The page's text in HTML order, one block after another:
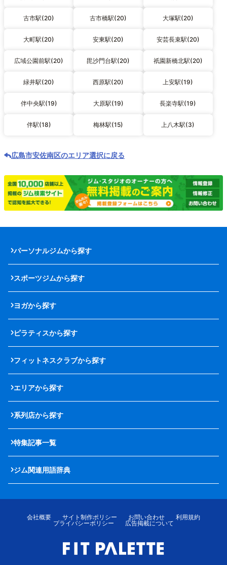
古市駅(20) 古市橋駅(20) 大塚駅(20)
大町駅(20) 安東駅(20) 安芸長束駅(20)
広域公園前駅(20) 毘沙門台駅(20) 祇園新橋北駅(20)
緑井駅(20) 西原駅(20) 上安駅(19)
伴中央駅(19) 大原駅(19) 長楽寺駅(19)
伴駅(18) 梅林駅(15) 上八木駅(3)
広島市安佐南区のエリア選択に戻る
パーソナルジムから探す
スポーツジムから探す
ヨガから探す
ピラティスから探す
フィットネスクラブから探す
エリアから探す
系列店から探す
特集記事一覧
ジム関連用語辞典
会社概要 サイト制作ポリシー お問い合わせ
利用規約
プライバシーポリシー
広告掲載について